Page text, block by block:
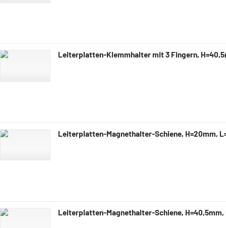
Leiterplatten-Klemmhalter mit 3 Fingern,
Leiterplatten-Magnethalter-Schiene, H=20mm,
Leiterplatten-Magnethalter-Schiene, H=40,5mm,